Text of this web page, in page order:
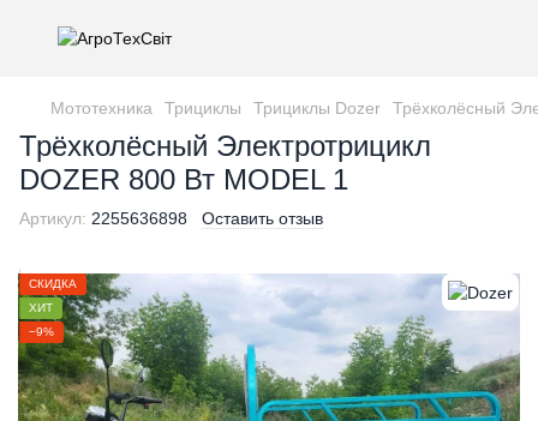
Мототехника Трициклы Трициклы Dozer Трёхколёсный
Трёхколёсный Электротрицикл
DOZER 800 Вт MODEL 1
Артикул: 2255636898 Оставить отзыв
СКИДКА
ХИТ
−9%